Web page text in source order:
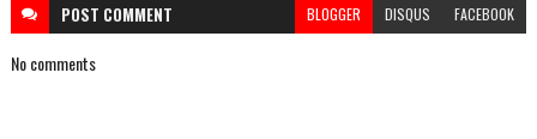
POST COMMENT BLOGGER DISQUS FACEBOOK
No comments